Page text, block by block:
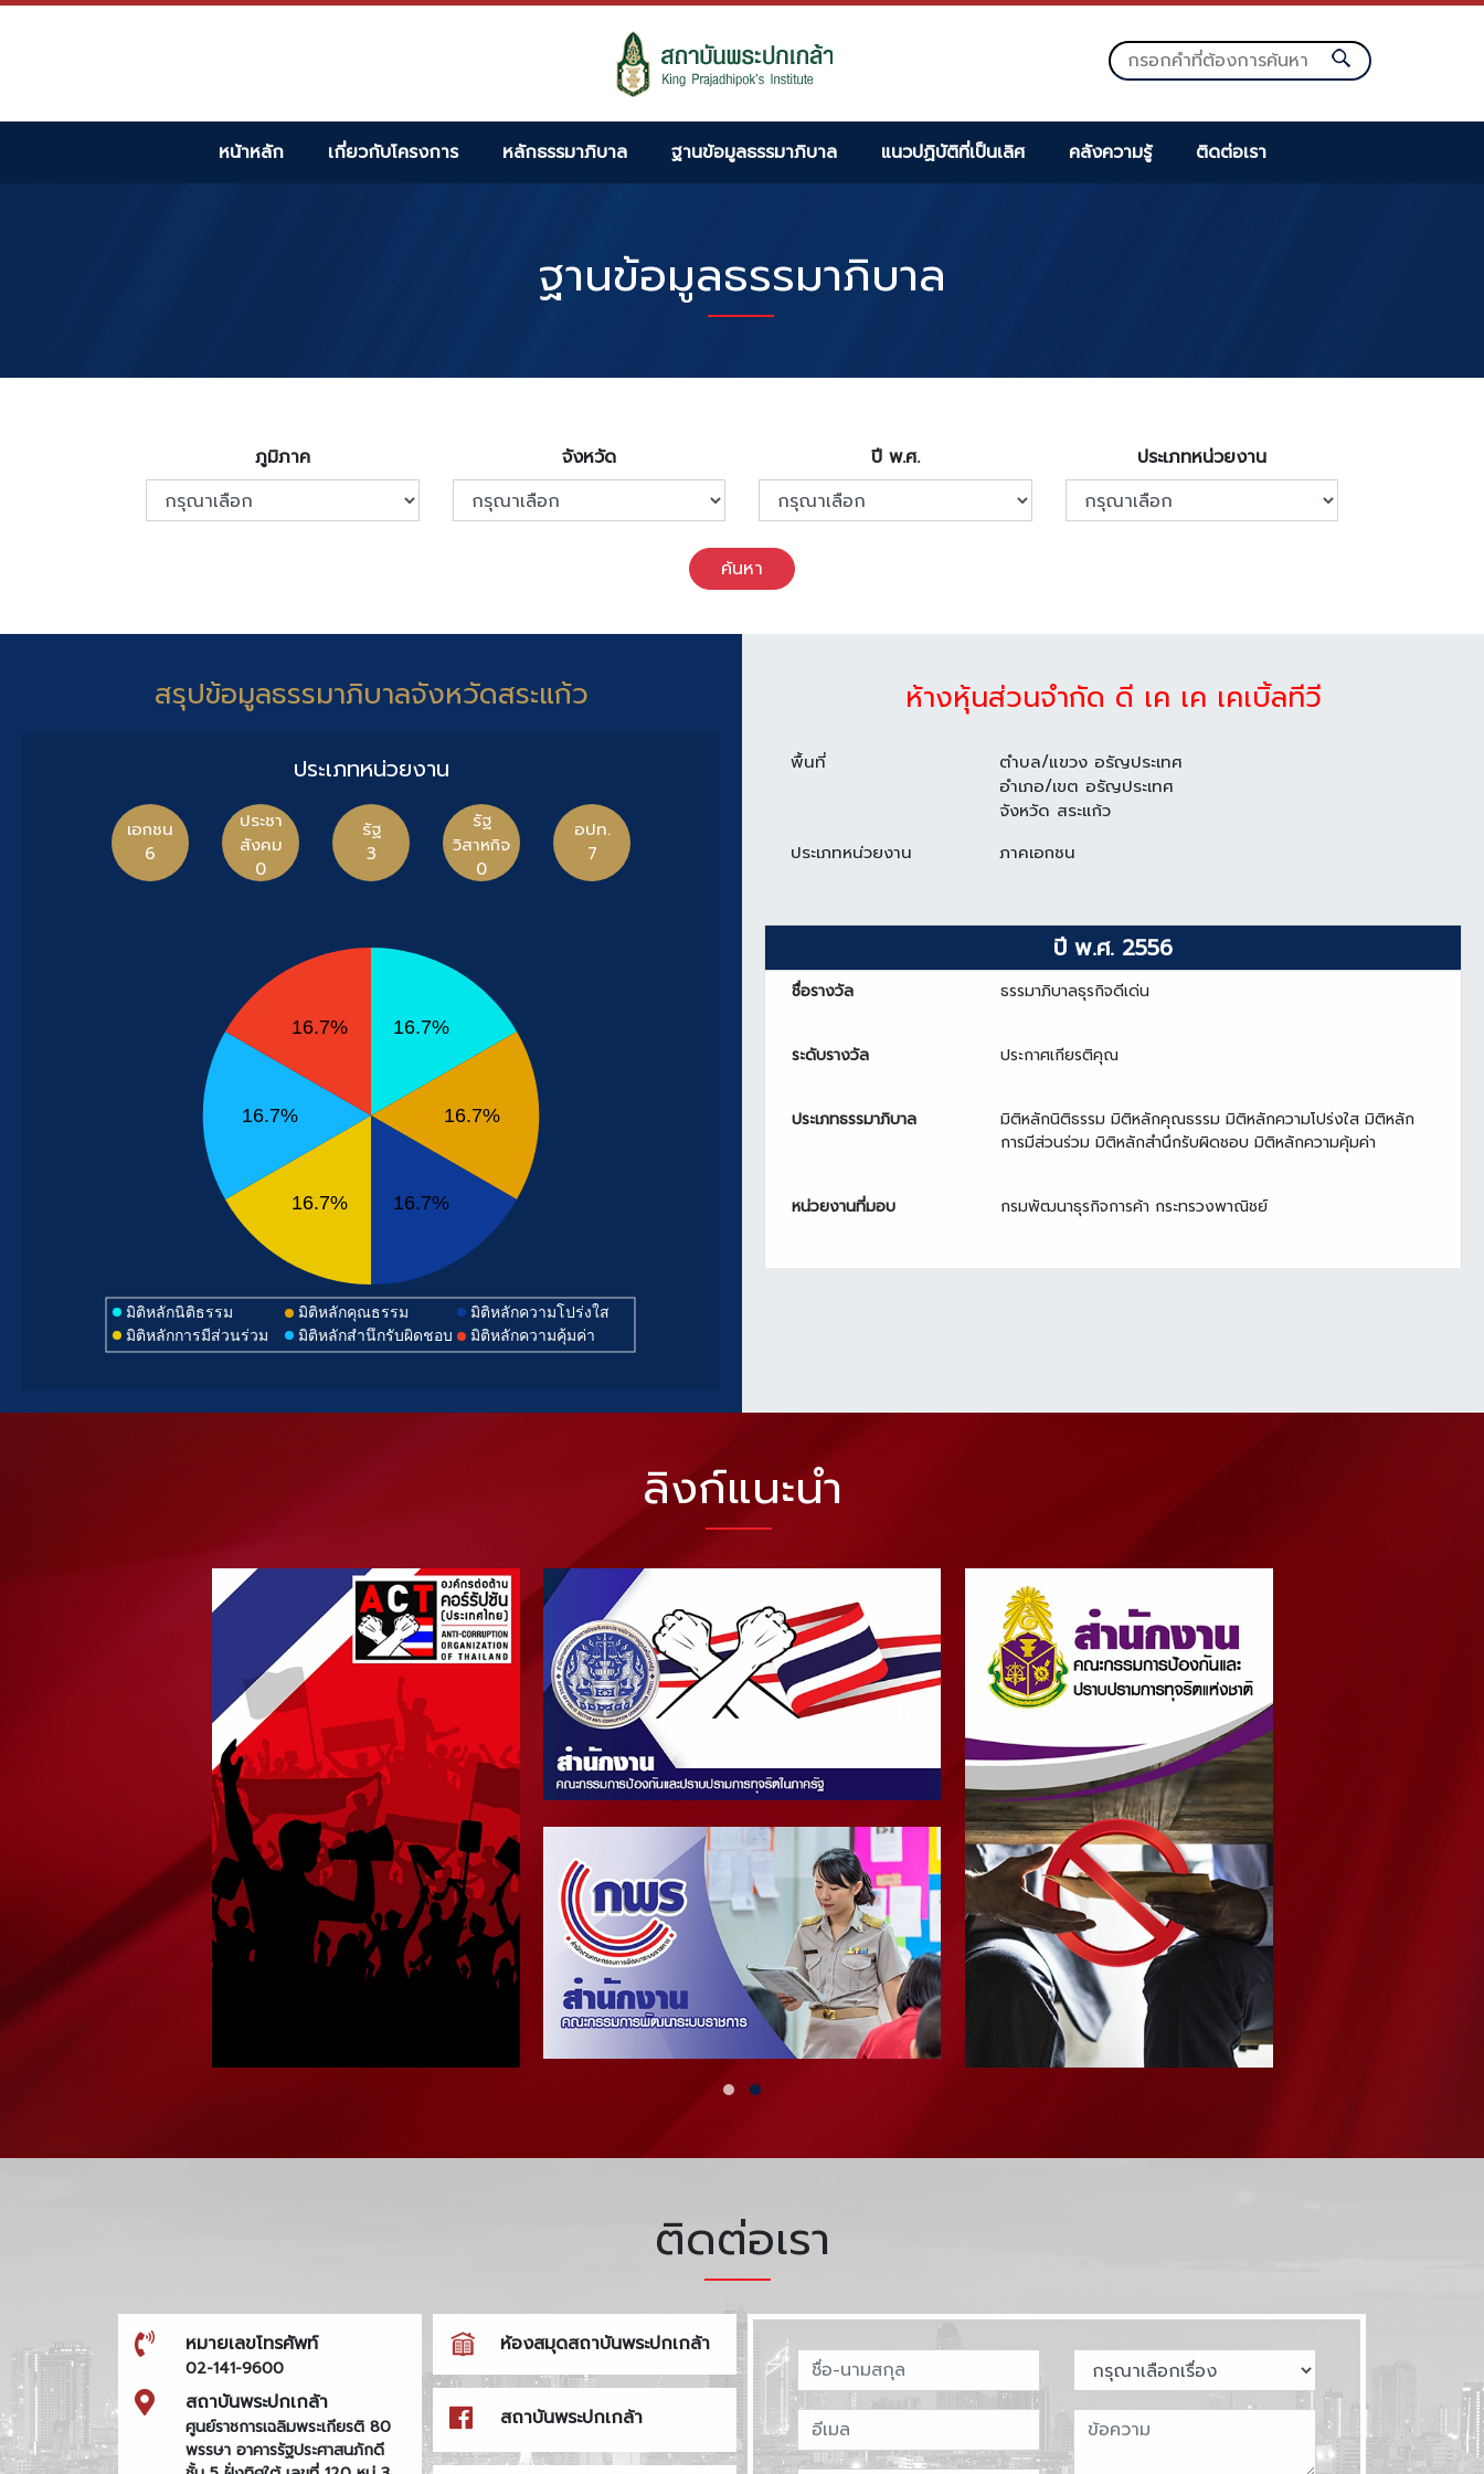
หน้าหลัก เกี่ยวกับโครงการ หลักธรรมาภิบาล ฐานข้อมูลธรรมาภิบาล แนวปฏิบัติที่เป็นเลิศ คลังความรู้ ติดต่อเรา
ฐานข้อมูลธรรมาภิบาล
ภูมิภาค จังหวัด ปี พ.ศ. ประเภทหน่วยงาน
ค้นหา
สรุปข้อมูลธรรมาภิบาลจังหวัดสระแก้ว
ประเภทหน่วยงาน
เอกชน
6
ประชา
สังคม
0
รัฐ
3
รัฐ
วิสาหกิจ
0
อปท.
7
มิติหลักนิติธรรม มิติหลักคุณธรรม
มิติหลักความโปร่งใส
มิติหลักการมีส่วนร่วม
มิติหลักสำนึกรับผิดชอบ มิติหลักความคุ้มค่า
16.7%
16.7%
16.7%
16.7%
16.7%
16.7%
ห้างหุ้นส่วนจำกัด ดี เค เค เคเบิ้ลทีวี
พื้นที่
ตำบล/แขวง อรัญประเทศ
อำเภอ/เขต อรัญประเทศ
จังหวัด สระแก้ว
ประเภทหน่วยงาน
ภาคเอกชน
ปี พ.ศ. 2556
ชื่อรางวัล ธรรมาภิบาลธุรกิจดีเด่น
ระดับรางวัล ประกาศเกียรติคุณ
ประเภทธรรมาภิบาล
มิติหลักนิติธรรม มิติหลักคุณธรรม มิติหลักความโปร่งใส มิติหลัก
การมีส่วนร่วม มิติหลักสำนึกรับผิดชอบ มิติหลักความคุ้มค่า
หน่วยงานที่มอบ กรมพัฒนาธุรกิจการค้า กระทรวงพาณิชย์
ลิงก์แนะนำ
ติดต่อเรา
หมายเลขโทรศัพท์
02-141-9600
สถาบันพระปกเกล้า
ศูนย์ราชการเฉลิมพระเกียรติ 80
พรรษา อาคารรัฐประศาสนภักดี
ห้องสมุดสถาบันพระปกเกล้า
สถาบันพระปกเกล้า